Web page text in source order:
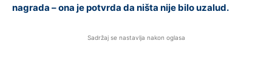
nagrada – ona je potvrda da ništa nije bilo uzalud.
Sadržaj se nastavlja nakon oglasa